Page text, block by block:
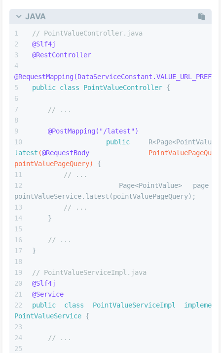
JAVA
// PointValueController.java
@Slf4j
@RestController
public class PointValueController {
// ...
@PostMapping("/latest")
public
latest (@RequestBody
pointValuePageQuery)
{
// ...
Page<PointValue> page
pointValueService.latest(pointValuePageQuery);
// ...
    }
// ...
}
// PointValueServiceImpl.java
@Slf4j
@Service
public
class PointValueServiceImpl
PointValueService {
// ...